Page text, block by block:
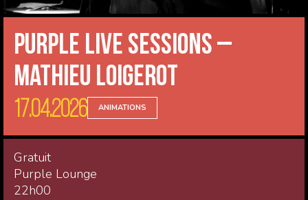
Purple Live Sessions –
Mathieu Loigerot
17.04.2026 ANIMATIONS
Gratuit
Purple Lounge
22h00